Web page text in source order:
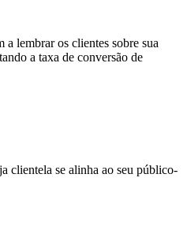
lembrar os clientes sobre sua
a taxa de conversão de
clientela se alinha ao seu público-